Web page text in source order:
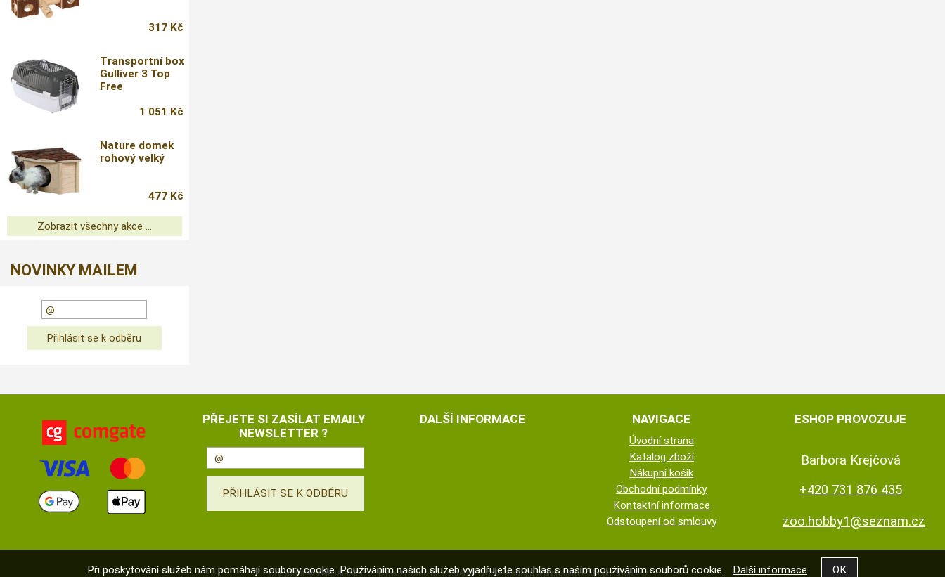
317 Kč
Transportní box
Gulliver 3 Top
Free
1 051 Kč
Nature domek
rohový velký
477 Kč
Zobrazit všechny akce ...
NOVINKY MAILEM
PŘEJETE SI ZASÍLAT EMAILY
NEWSLETTER ?
DALŠÍ INFORMACE NAVIGACE
Úvodní strana
Katalog zboží
Nákupní košík
Obchodní podmínky
Kontaktní informace
Odstoupení od smlouvy
ESHOP PROVOZUJE
Barbora Krejčová
+420 731 876 435
zoo.hobby1@seznam.cz
Copyright ©zelenalaska.cz,provozováno na systémutvorba e-shopuapronájem e-shopuShop5.cz
Při poskytování služeb nám pomáhají soubory cookie. Používáním našich služeb vyjadřujete souhlas s naším používáním souborů cookie. Další informace